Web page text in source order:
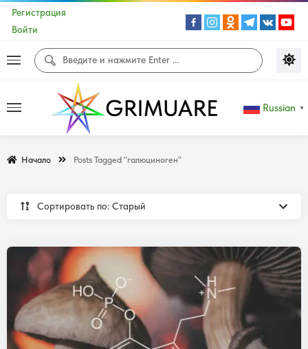
Регистрация
Войти
Russian ▼
Начало Posts Tagged "галюциноген"
Сортировать по: Cтарый